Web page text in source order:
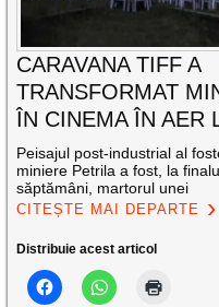
CARAVANA TIFF A
TRANSFORMAT
ÎN CINEMA ÎN AER
Peisajul post-industrial al
miniere Petrila a fost, la
săptămâni, martorul unei
CITEȘTE MAI DEPARTE
Distribuie acest articol